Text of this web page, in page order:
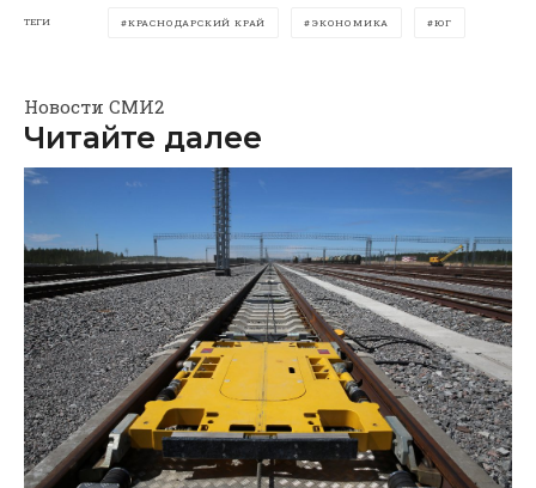
ТЕГИ КРАСНОДАРСКИЙ КРАЙ ЭКОНОМИКА ЮГ
Новости СМИ2
Читайте далее